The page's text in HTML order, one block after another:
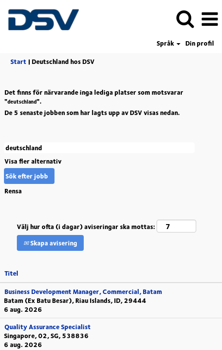
Språk
Din profil
Start | Deutschland hos DSV(aktuell
Det finns för närvarande inga lediga platser som motsvarar
"deutschland".
De 5 senaste jobben som har lagts upp av DSV visas nedan.
Visa fler alternativ
Rensa
Välj hur ofta (i dagar) aviseringar ska mottas:
Skapa avisering
Titel
Business Development Manager, Commercial, Batam
Batam (Ex Batu Besar), Riau Islands, ID, 29444
6 aug. 2026
Quality Assurance Specialist
Singapore, 02, SG, 538836
6 aug. 2026